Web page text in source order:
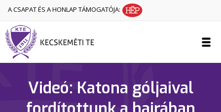
A CSAPAT ÉS A HONLAP TÁMOGATÓJA:
Videó: Katona góljaival